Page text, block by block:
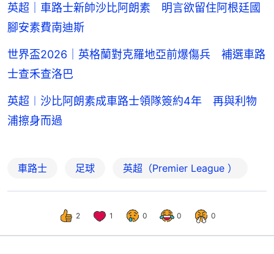
英超｜車路士新帥沙比阿朗素 明言欲留住阿根廷國
腳安素費南迪斯
世界盃2026｜英格蘭對克羅地亞前爆傷兵 補選車路
士查禾查洛巴
英超︱沙比阿朗素成車路士領隊簽約4年 再與利物
浦擦身而過
車路士 足球 英超（Premier League ）
2 1 0 0 0